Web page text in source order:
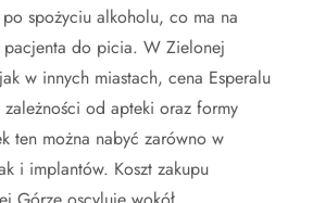
spożyciu alkoholu, co ma na
pacjenta do picia. W Zielonej
w innych miastach, cena Esperalu
od apteki oraz formy
ten można nabyć zarówno w
i implantów. Koszt zakupu